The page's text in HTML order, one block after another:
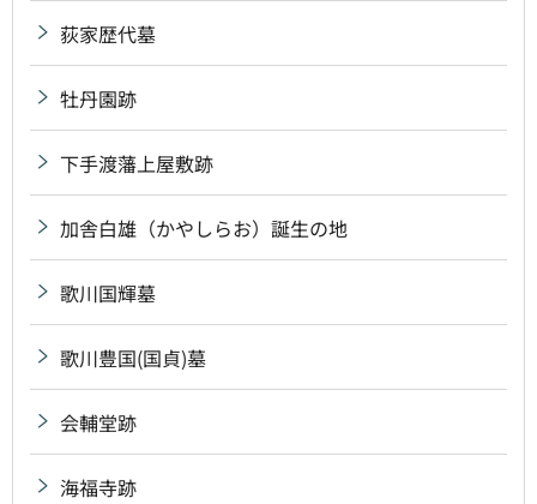
荻家歴代墓
牡丹園跡
下手渡藩上屋敷跡
加舎白雄（かやしらお）誕生の地
歌川国輝墓
歌川豊国(国貞)墓
会輔堂跡
海福寺跡